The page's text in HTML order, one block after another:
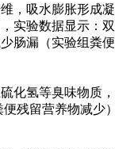
，吸水膨胀形成
实验数据显示：
肠漏（实验组粪
化氢等臭味物质
残留营养物减